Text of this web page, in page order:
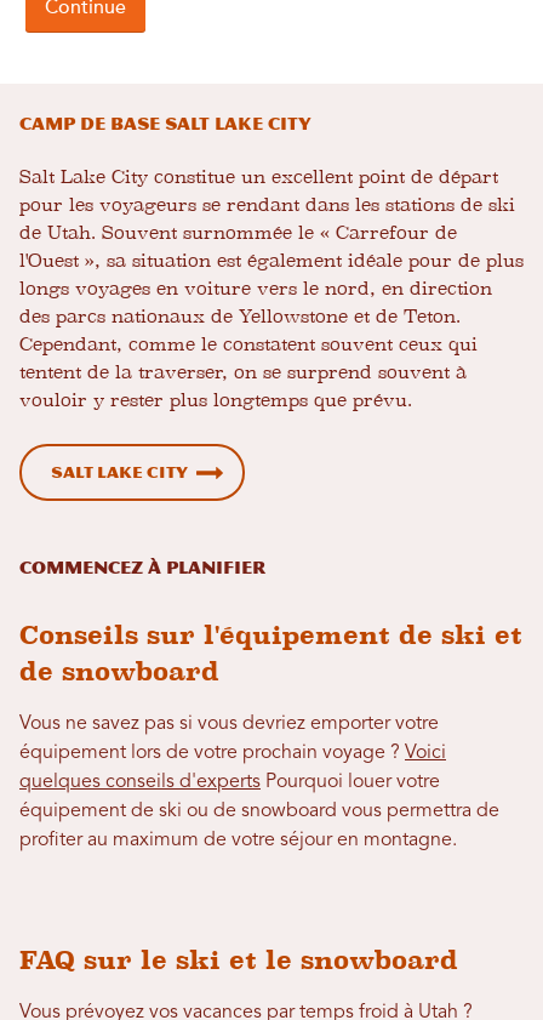
Camp de base Salt Lake City
Salt Lake City constitue un excellent point de départ
pour les voyageurs se rendant dans les stations de ski
de Utah. Souvent surnommée le « Carrefour de
l'Ouest », sa situation est également idéale pour de plus
longs voyages en voiture vers le nord, en direction
des parcs nationaux de Yellowstone et de Teton.
Cependant, comme le constatent souvent ceux qui
tentent de la traverser, on se surprend souvent à
vouloir y rester plus longtemps que prévu.
Salt Lake City
Commencez à planifier
Conseils sur l'équipement de ski et
de snowboard
Vous ne savez pas si vous devriez emporter votre
équipement lors de votre prochain voyage ? Voici
quelques conseils d'experts Pourquoi louer votre
équipement de ski ou de snowboard vous permettra de
profiter au maximum de votre séjour en montagne.
FAQ sur le ski et le snowboard
Vous prévoyez vos vacances par temps froid à Utah ?